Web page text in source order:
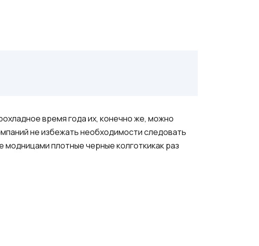
время года их, конечно же, можно
не избежать необходимости следовать
плотные черные колготкикак раз